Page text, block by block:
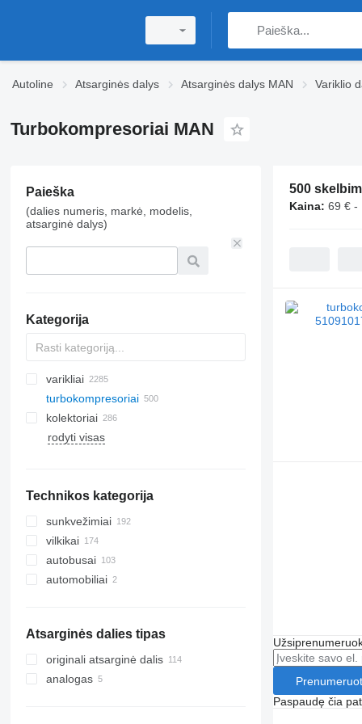
Autoline Atsarginės dalys Atsarginės dalys MAN Variklio
Turbokompresoriai MAN
Paieška
(dalies numeris, markė, modelis,
atsarginė dalys)
Kategorija
varikliai
turbokompresoriai
kolektoriai
rodyti visas
Technikos kategorija
sunkvežimiai
vilkikai
autobusai
automobiliai
Atsarginės dalies tipas
originali atsarginė dalis
analogas
500
Kaina: 69 € -
Paspaudę čia